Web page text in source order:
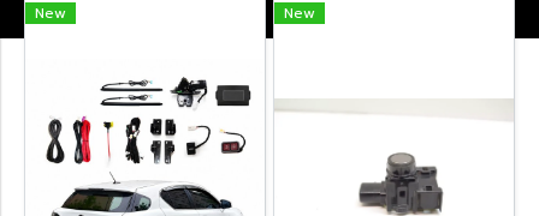
New New